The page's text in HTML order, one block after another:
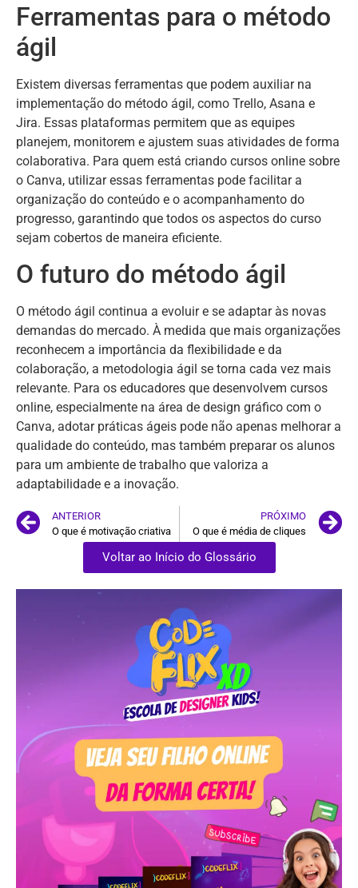
Ferramentas para o método
ágil
Existem diversas ferramentas que podem auxiliar na
implementação do método ágil, como Trello, Asana e
Jira. Essas plataformas permitem que as equipes
planejem, monitorem e ajustem suas atividades de forma
colaborativa. Para quem está criando cursos online sobre
o Canva, utilizar essas ferramentas pode facilitar a
organização do conteúdo e o acompanhamento do
progresso, garantindo que todos os aspectos do curso
sejam cobertos de maneira eficiente.
O futuro do método ágil
O método ágil continua a evoluir e se adaptar às novas
demandas do mercado. À medida que mais organizações
reconhecem a importância da flexibilidade e da
colaboração, a metodologia ágil se torna cada vez mais
relevante. Para os educadores que desenvolvem cursos
online, especialmente na área de design gráfico com o
Canva, adotar práticas ágeis pode não apenas melhorar a
qualidade do conteúdo, mas também preparar os alunos
para um ambiente de trabalho que valoriza a
adaptabilidade e a inovação.
ANTERIOR
O que é motivação criativa
PRÓXIMO
O que é média de cliques
Voltar ao Início do Glossário